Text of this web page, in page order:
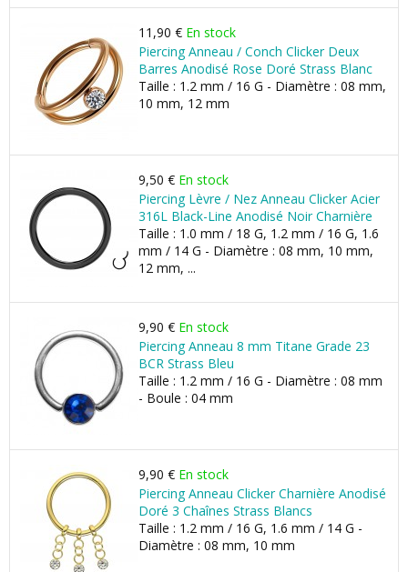
11,90 € En stock
Piercing Anneau / Conch Clicker Deux
Barres Anodisé Rose Doré Strass Blanc
Taille : 1.2 mm / 16 G - Diamètre : 08 mm,
10 mm, 12 mm
9,50 € En stock
Piercing Lèvre / Nez Anneau Clicker Acier
316L Black-Line Anodisé Noir Charnière
Taille : 1.0 mm / 18 G, 1.2 mm / 16 G, 1.6
mm / 14 G - Diamètre : 08 mm, 10 mm,
12 mm, ...
9,90 € En stock
Piercing Anneau 8 mm Titane Grade 23
BCR Strass Bleu
Taille : 1.2 mm / 16 G - Diamètre : 08 mm
- Boule : 04 mm
9,90 € En stock
Piercing Anneau Clicker Charnière Anodisé
Doré 3 Chaînes Strass Blancs
Taille : 1.2 mm / 16 G, 1.6 mm / 14 G -
Diamètre : 08 mm, 10 mm